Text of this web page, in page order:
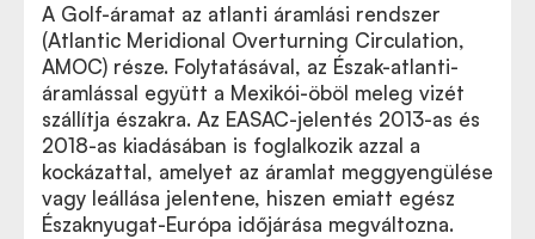
A Golf-áramat az atlanti áramlási rendszer
(Atlantic Meridional Overturning Circulation,
AMOC) része. Folytatásával, az Észak-atlanti-
áramlással együtt a Mexikói-öböl meleg vizét
szállítja északra. Az EASAC-jelentés 2013-as és
2018-as kiadásában is foglalkozik azzal a
kockázattal, amelyet az áramlat meggyengülése
vagy leállása jelentene, hiszen emiatt egész
Északnyugat-Európa időjárása megváltozna.